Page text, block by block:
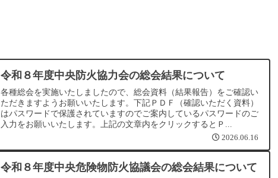
令和８年度中央防火協力会の総会結果について
各種総会を実施いたしましたので、総会資料（結果報告）をご確認い
ただきますようお願いいたします。下記ＰＤＦ（確認いただく資料）
はパスワードで保護されていますのでご案内しているパスワードのご
入力をお願いいたします。上記の文章内をクリックするとＰ...
2026.06.16
令和８年度中央危険物防火協議会の総会結果について